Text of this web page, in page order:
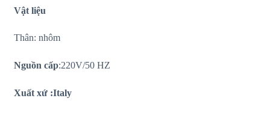
Vật liệu
Thân: nhôm
Nguồn cấp:220V/50 HZ
Xuất xứ :Italy